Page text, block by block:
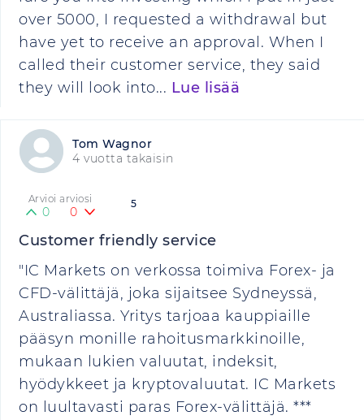
over 5000, I requested a withdrawal but
have yet to receive an approval. When I
called their customer service, they said
they will look into... Lue lisää
Tom Wagnor
4 vuotta takaisin
5
Arvioi arviosi
0 0
Customer friendly service
"IC Markets on verkossa toimiva Forex- ja
CFD-välittäjä, joka sijaitsee Sydneyssä,
Australiassa. Yritys tarjoaa kauppiaille
pääsyn monille rahoitusmarkkinoille,
mukaan lukien valuutat, indeksit,
hyödykkeet ja kryptovaluutat. IC Markets
on luultavasti paras Forex-välittäjä. ***